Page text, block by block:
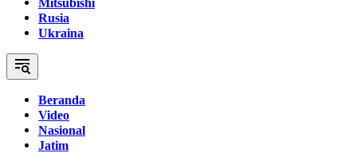
Mitsubishi
Rusia
Ukraina
Beranda
Video
Nasional
Jatim